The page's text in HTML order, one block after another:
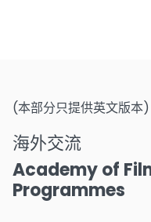
(本部分只提供英文版本)
海外交流
Academy of
Programmes